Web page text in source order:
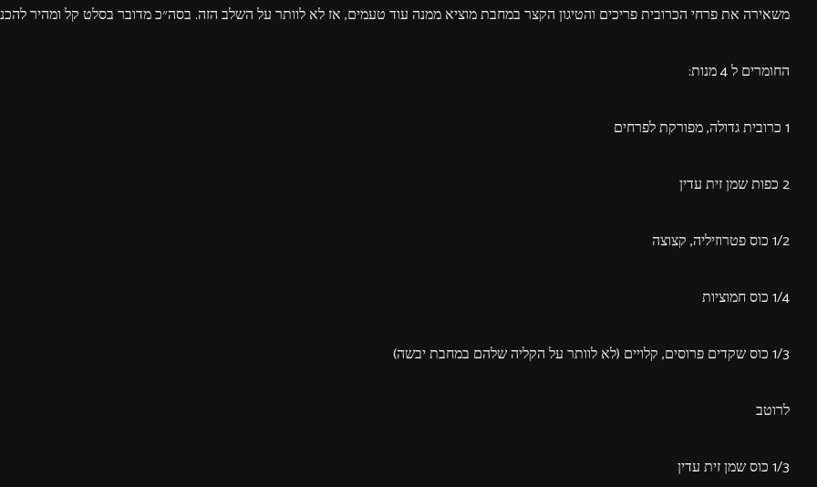
משאירה את פרחי הכרובית פריכים והטיגון הקצר במחבת מוציא ממנה עוד טעמים, אז לא לוותר על השלב הזה. בסה״כ מדובר בסלט קל ומהיר
החומרים ל 4 מנות:
1 כרובית גדולה, מפורקת לפרחים
2 כפות שמן זית עדין
1/2 כוס פטרוזיליה, קצוצה
1/4 כוס חמוציות
1/3 כוס שקדים פרוסים, קלויים (לא לוותר על הקליה שלהם במחבת יבשה)
לרוטב
1/3 כוס שמן זית עדין